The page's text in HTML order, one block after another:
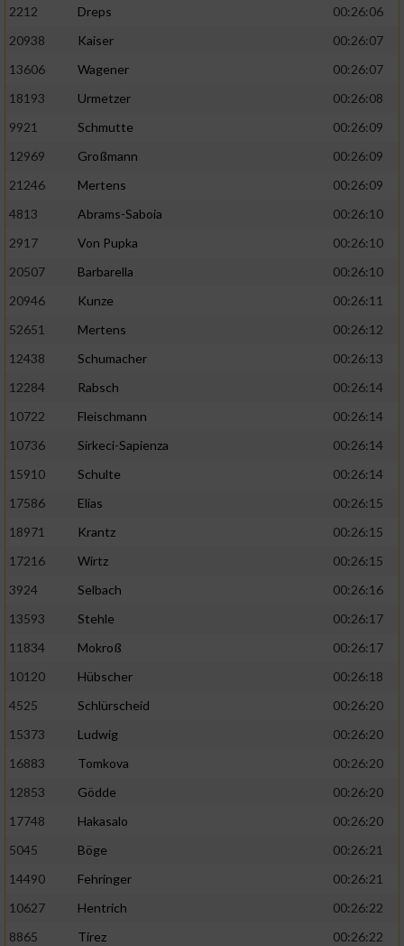
2212
Dreps
00:26:06
20938
Kaiser
00:26:07
13606
Wagener
00:26:07
18193
Urmetzer
00:26:08
9921
Schmutte
00:26:09
12969
Großmann
00:26:09
21246
Mertens
00:26:09
4813
Abrams-Saboia
00:26:10
2917
Von Pupka
00:26:10
20507
Barbarella
00:26:10
20946
Kunze
00:26:11
52651
Mertens
00:26:12
12438
Schumacher
00:26:13
12284
Rabsch
00:26:14
10722
Fleischmann
00:26:14
10736
Sirkeci-Sapienza
00:26:14
15910
Schulte
00:26:14
17586
Elias
00:26:15
18971
Krantz
00:26:15
17216
Wirtz
00:26:15
3924
Selbach
00:26:16
13593
Stehle
00:26:17
11834
Mokroß
00:26:17
10120
Hübscher
00:26:18
4525
Schlürscheid
00:26:20
15373
Ludwig
00:26:20
16883
Tomkova
00:26:20
12853
Gödde
00:26:20
17748
Hakasalo
00:26:20
5045
Böge
00:26:21
14490
Fehringer
00:26:21
10627
Hentrich
00:26:22
8865
Tirez
00:26:22